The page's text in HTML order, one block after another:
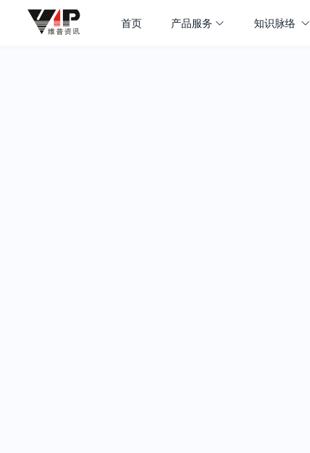
首页 产品服务 知识脉络